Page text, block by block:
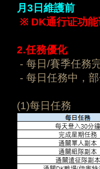
月 3 日維護前
※ DK通行证功
2.任務優化
- 每日/賽季任務
- 每日任務中，
(1)每日任務